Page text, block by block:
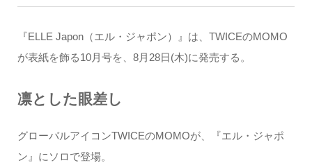
『ELLE Japon（エル・ジャポン）』は、TWICEのMOMO
が表紙を飾る10月号を、8月28日(木)に発売する。
凛とした眼差し
グローバルアイコンTWICEのMOMOが、『エル・ジャポ
ン』にソロで登場。